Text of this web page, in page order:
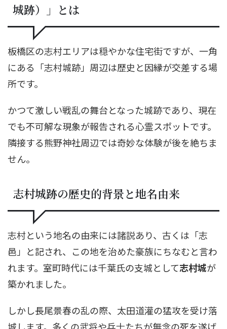
城跡）」とは
板橋区の志村エリアは穏やかな住宅街ですが、一角
にある「志村城跡」周辺は歴史と因縁が交差する場
所です。
かつて激しい戦乱の舞台となった城跡であり、現在
でも不可解な現象が報告される心霊スポットです。
隣接する熊野神社周辺では奇妙な体験が後を絶ちま
せん。
志村城跡の歴史的背景と地名由来
志村という地名の由来には諸説あり、古くは「志
邑」と記され、この地を治めた豪族にちなむと言わ
れます。室町時代には千葉氏の支城として志村城が
築かれました。
しかし長尾景春の乱の際、太田道灌の猛攻を受け落